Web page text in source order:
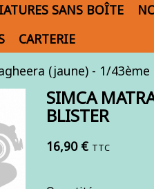
SANS BOÎTE
CARTERIE
(jaune) - 1/
SIMCA
BLISTER
16,90 € TTC